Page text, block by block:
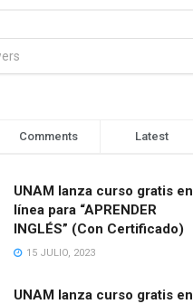
Comments Latest
UNAM lanza curso gratis en
línea para “APRENDER
INGLÉS” (Con Certificado)
15 JULIO, 2023
UNAM lanza curso gratis en